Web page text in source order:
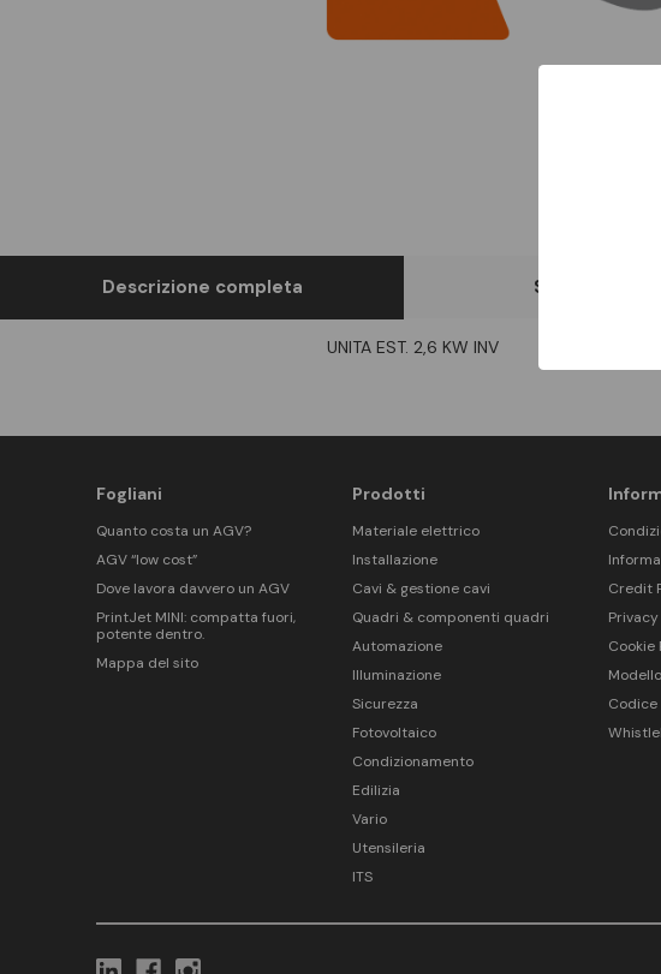
Descrizione completa Scheda
UNITA EST. 2,6 KW INV
Fogliani
Quanto costa un AGV?
AGV “low cost”
Dove lavora davvero un AGV
PrintJet MINI: compatta fuori,
potente dentro.
Mappa del sito
Prodotti
Materiale elettrico
Installazione
Cavi & gestione cavi
Quadri & componenti quadri
Automazione
Illuminazione
Sicurezza
Fotovoltaico
Condizionamento
Edilizia
Vario
Utensileria
ITS
Credit
Cookie
Codice